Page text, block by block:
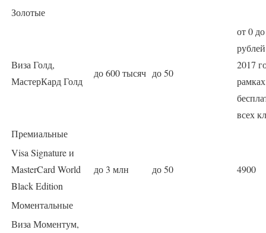
Золотые
Виза Голд,
МастерКард Голд
до 600 тысяч до 50
от 0
2017
всех
Премиальные
Visa Signature и
MasterCard World
Black Edition
до 3 млн до 50 4900
Моментальные
Виза Моментум,